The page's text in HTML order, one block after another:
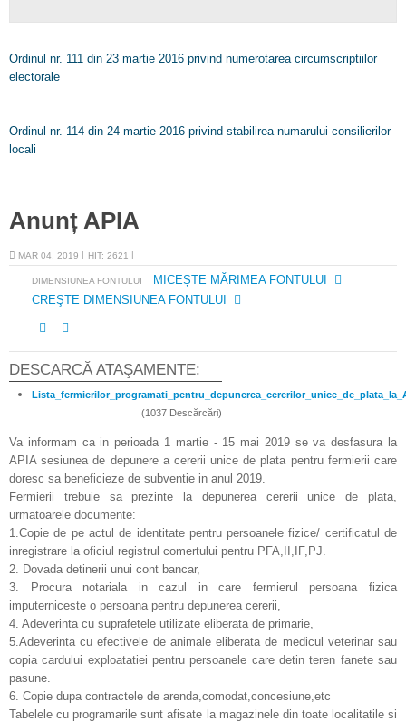
Ordinul nr. 111 din 23 martie 2016 privind numerotarea circumscriptiilor
electorale
Ordinul nr. 114 din 24 martie 2016 privind stabilirea numarului consilierilor
locali
Anunț APIA
MAR 04, 2019 HIT: 2621
DIMENSIUNEA FONTULUI
MICEȘTE MĂRIMEA FONTULUI
CREŞTE DIMENSIUNEA FONTULUI
DESCARCĂ ATAŞAMENTE:
(1037 Descărcări)
Va informam ca in perioada 1 martie - 15 mai 2019 se va desfasura la
APIA sesiunea de depunere a cererii unice de plata pentru fermierii care
doresc sa beneficieze de subventie in anul 2019.
Fermierii trebuie sa prezinte la depunerea cererii unice de plata,
urmatoarele documente:
1.Copie de pe actul de identitate pentru persoanele fizice/ certificatul de
inregistrare la oficiul registrul comertului pentru PFA,II,IF,PJ.
2. Dovada detinerii unui cont bancar,
3. Procura notariala in cazul in care fermierul persoana fizica
imputerniceste o persoana pentru depunerea cererii,
4. Adeverinta cu suprafetele utilizate eliberata de primarie,
5.Adeverinta cu efectivele de animale eliberata de medicul veterinar sau
copia cardului exploatatiei pentru persoanele care detin teren fanete sau
pasune.
6. Copie dupa contractele de arenda,comodat,concesiune,etc
Tabelele cu programarile sunt afisate la magazinele din toate localitatile si